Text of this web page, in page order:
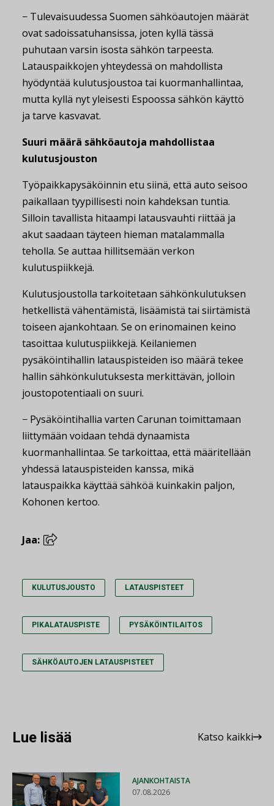
− Tulevaisuudessa Suomen sähköautojen määrät
ovat sadoissatuhansissa, joten kyllä tässä
puhutaan varsin isosta sähkön tarpeesta.
Latauspaikkojen yhteydessä on mahdollista
hyödyntää kulutusjoustoa tai kuormanhallintaa,
mutta kyllä nyt yleisesti Espoossa sähkön käyttö
ja tarve kasvavat.
Suuri määrä sähköautoja mahdollistaa
kulutusjouston
Työpaikkapysäköinnin etu siinä, että auto seisoo
paikallaan tyypillisesti noin kahdeksan tuntia.
Silloin tavallista hitaampi latausvauhti riittää ja
akut saadaan täyteen hieman matalammalla
teholla. Se auttaa hillitsemään verkon
kulutuspiikkejä.
Kulutusjoustolla tarkoitetaan sähkönkulutuksen
hetkellistä vähentämistä, lisäämistä tai siirtämistä
toiseen ajankohtaan. Se on erinomainen keino
tasoittaa kulutuspiikkejä. Keilaniemen
pysäköintihallin latauspisteiden iso määrä tekee
hallin sähkönkulutuksesta merkittävän, jolloin
joustopotentiaali on suuri.
− Pysäköintihallia varten Carunan toimittamaan
liittymään voidaan tehdä dynaamista
kuormanhallintaa. Se tarkoittaa, että määritellään
yhdessä latauspisteiden kanssa, mikä
latauspaikka käyttää sähköä kuinkakin paljon,
Kohonen kertoo.
Jaa:
KULUTUSJOUSTO LATAUSPISTEET
PIKALATAUSPISTE PYSÄKÖINTILAITOS
SÄHKÖAUTOJEN LATAUSPISTEET
Lue lisää Katso kaikki
AJANKOHTAISTA
07.08.2026